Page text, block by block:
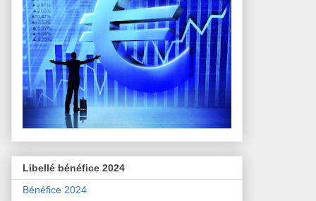
Libellé bénéfice 2024
Bénéfice 2024